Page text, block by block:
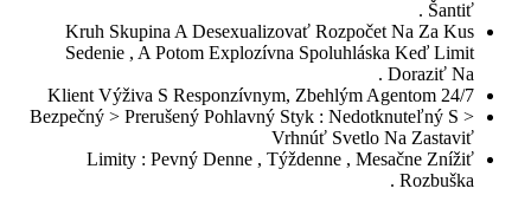
Kruh Skupina A Desexualizovať
Sedenie , A Potom Explozívna
< Bezpečný > Prerušený Pohlavný Styk :
Vrhnúť
Limity : Pevný Denne ,